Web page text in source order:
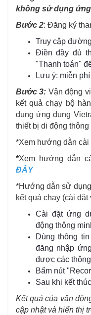
không sử dụng
Bước 2: Đăng ký
Truy cập
Điền đầy đủ
"Thanh toán"
Lưu ý: miễn
Bước 3: Vận động
kết quả chạy bộ
dụng ứng dụng
thiết bị di động thông
*Xem hướng dẫn cài
*Xem hướng dẫn
ĐÂY
*Hướng dẫn sử
kết quả chạy (cài
Cài đặt ứng
động thông
Dùng thông
đăng nhập
được các
Bấm nút
Sau khi kết
Kết quả của vận
cập nhật và hiển thị